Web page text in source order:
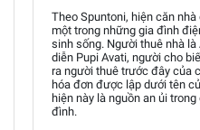
Theo Spuntoni, hiện căn
một trong những gia đình
sinh sống. Người thuê nhà
diễn Pupi Avati, người cho
ra người thuê trước đây của
hóa đơn được lập dưới tên
hiện này là nguồn an ủi
đình.